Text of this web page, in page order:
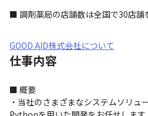
■ 調剤薬局の店舗数は全国で30店舗
GOOD AID株式会社について
仕事内容
■ 概要
・当社のさまざまなシステムソリュ